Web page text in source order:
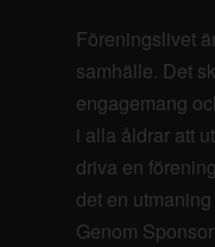
Föreningslivet
samhälle. Det
engagemang
i alla åldrar att
driva en
det en
Genom